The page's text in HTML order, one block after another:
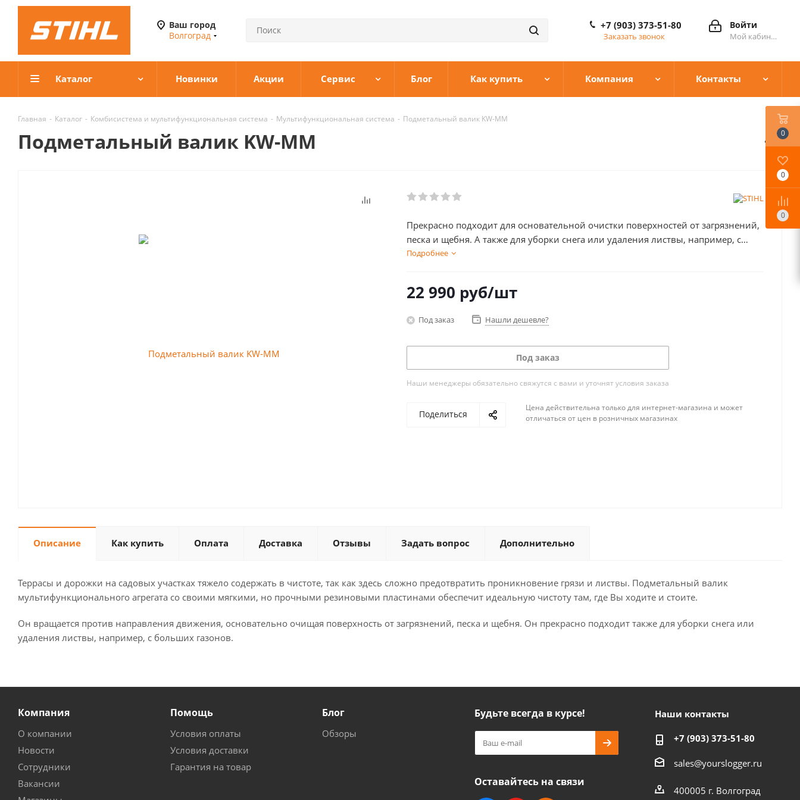
Ваш город
Волгоград
Войти
Мой кабинет
+7 (903) 373-51-80
Заказать звонок
Каталог Новинки Акции Сервис Блог Как купить Компания Контакты
Главная - Каталог - Комбисистема и мультифункциональная система - Мультифункциональная система - Подметальный валик KW-MM
Подметальный валик KW-MM
Прекрасно подходит для основательной очистки поверхностей от загрязнений,
песка и щебня. А также для уборки снега или удаления листвы, например, с
больших газонов.
Подробнее
22 990 руб/шт
Под заказ Нашли дешевле?
Под заказ
Наши менеджеры обязательно свяжутся с вами и уточнят условия заказа
Поделиться
Цена действительна только для интернет-магазина и может
отличаться от цен в розничных магазинах
Описание Как купить Оплата Доставка Отзывы Задать вопрос Дополнительно
Террасы и дорожки на садовых участках тяжело содержать в чистоте, так как здесь сложно предотвратить проникновение грязи и листвы. Подметальный валик
мультифункционального агрегата со своими мягкими, но прочными резиновыми пластинами обеспечит идеальную чистоту там, где Вы ходите и стоите.
Он вращается против направления движения, основательно очищая поверхность от загрязнений, песка и щебня. Он прекрасно подходит также для уборки снега или
удаления листвы, например, с больших газонов.
Компания
О компании
Новости
Сотрудники
Вакансии
Помощь
Условия оплаты
Условия доставки
Гарантия на товар
Блог
Обзоры
Будьте всегда в курсе!
Оставайтесь на связи
Наши контакты
+7 (903) 373-51-80
sales@yourslogger.ru
400005 г. Волгоград
0
0
0